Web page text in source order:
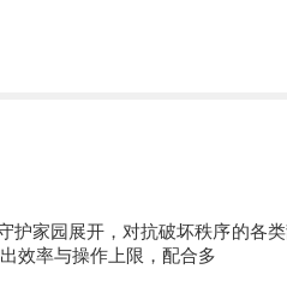
家园展开，对抗破坏秩序的各类
效率与操作上限，配合多